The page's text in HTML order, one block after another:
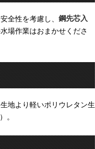
全性を考慮し、 鋼先芯入
場作業はおまかせくださ
地より軽いポリウレタン生
。